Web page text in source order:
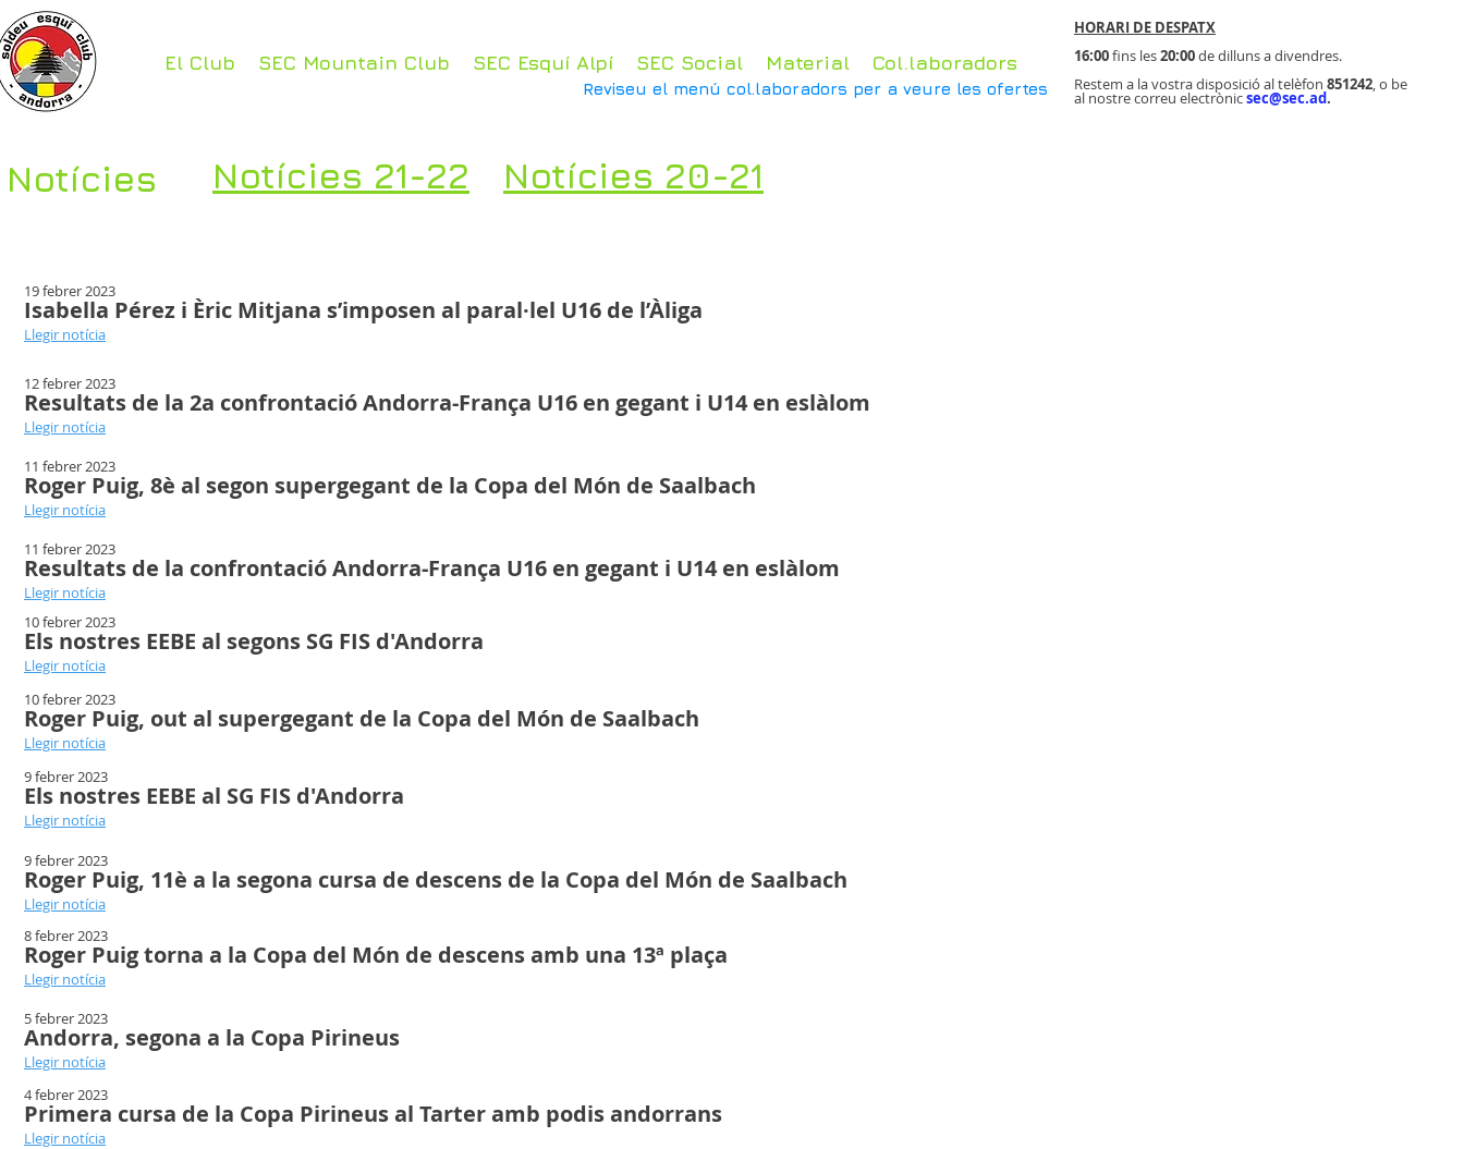
El Club SEC Mountain Club SEC Esquí Alpí SEC Social Material Col.laboradors
Reviseu el menú col.laboradors per a veure les ofertes
HORARI DE DESPATX
16:00fins les20:00de dilluns a divendres.
Restem a la vostra disposició al telèfon 851242, o be
al nostre correu electrònicsec@sec.ad.
Notícies Notícies 21-22 Notícies 20-21
19 febrer 2023
Isabella Pérez i Èric Mitjana s’imposen al paral·lel U16 de l’Àliga
Llegir notícia
12 febrer 2023
Resultats de la 2a confrontació Andorra-França U16 en gegant i U14 en eslàlom
Llegir notícia
11 febrer 2023
Roger Puig, 8è al segon supergegant de la Copa del Món de Saalbach
Llegir notícia
11 febrer 2023
Resultats de la confrontació Andorra-França U16 en gegant i U14 en eslàlom
Llegir notícia
10 febrer 2023
Els nostres EEBE al segons SG FIS d'Andorra
Llegir notícia
10 febrer 2023
Roger Puig, out al supergegant de la Copa del Món de Saalbach
Llegir notícia
9 febrer 2023
Els nostres EEBE al SG FIS d'Andorra
Llegir notícia
9 febrer 2023
Roger Puig, 11è a la segona cursa de descens de la Copa del Món de Saalbach
Llegir notícia
8 febrer 2023
Roger Puig torna a la Copa del Món de descens amb una 13ª plaça
Llegir notícia
5 febrer 2023
Andorra, segona a la Copa Pirineus
Llegir notícia
4 febrer 2023
Primera cursa de la Copa Pirineus al Tarter amb podis andorrans
Llegir notícia